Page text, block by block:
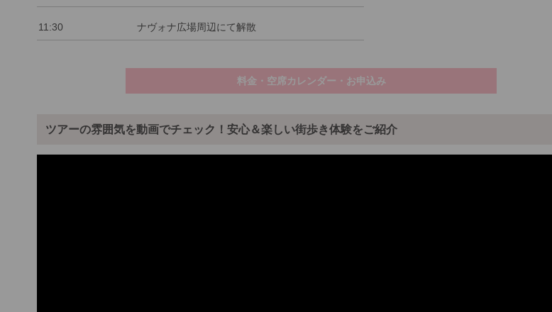
11:30 ナヴォナ広場周辺にて解散
料金・空席カレンダー・お申込み
ツアーの雰囲気を動画でチェック！安心＆楽しい街歩き体験をご紹介